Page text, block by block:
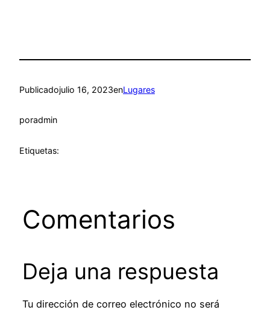
Publicadojulio 16, 2023enLugares
poradmin
Etiquetas:
Comentarios
Deja una respuesta
Tu dirección de correo electrónico no será